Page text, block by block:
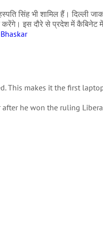
सिंह भी शामिल हैं। दिल्ली
करेंगे। इस दौरे से प्रदेश में कैबिनेट
Bhaskar
This makes it the first
after he won the ruling